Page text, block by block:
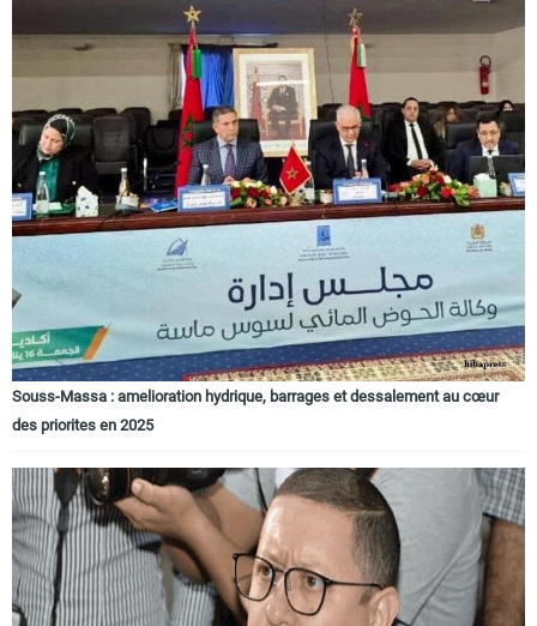
Souss-Massa : amelioration hydrique, barrages et dessalement au cœur
des priorites en 2025